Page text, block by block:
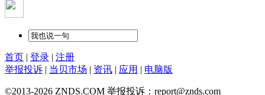
首页 | 登录 | 注册
举报投诉 | 当贝市场 | 资讯 | 应用 | 电脑版
©2013-2026 ZNDS.COM 举报投诉：report@znds.com